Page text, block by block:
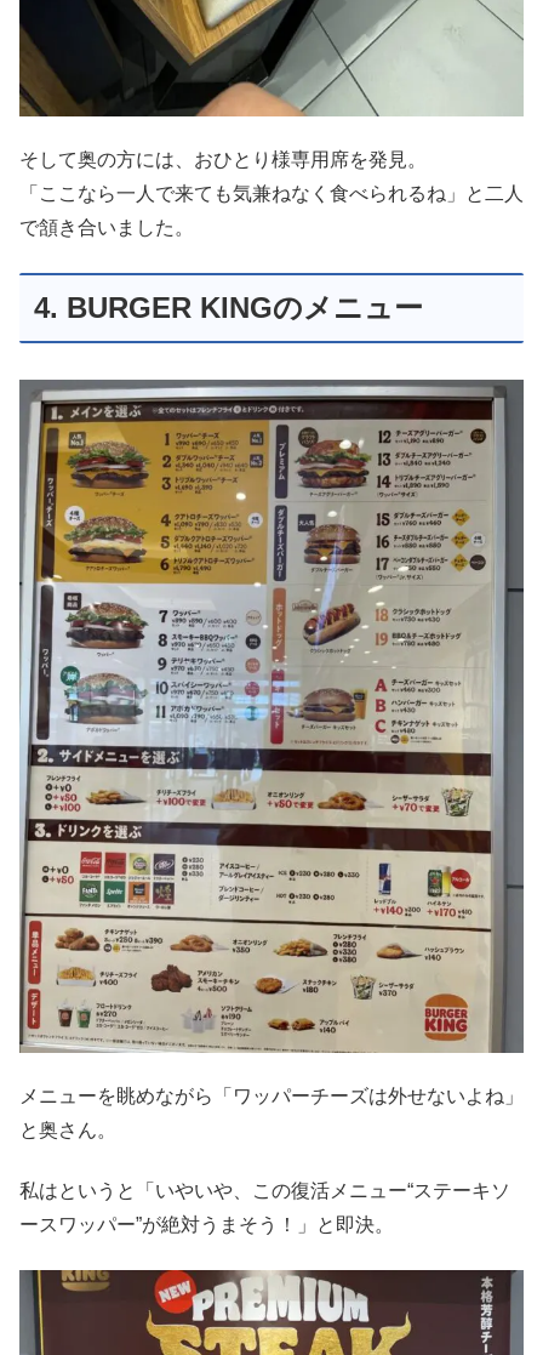
そして奥の方には、おひとり様専用席を発見。
「ここなら一人で来ても気兼ねなく食べられるね」と二人
で頷き合いました。
4. BURGER KINGのメニュー
メニューを眺めながら「ワッパーチーズは外せないよね」
と奥さん。
私はというと「いやいや、この復活メニュー“ステーキソ
ースワッパー”が絶対うまそう！」と即決。